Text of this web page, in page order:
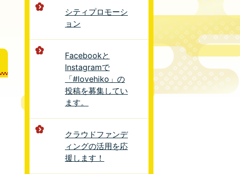
シティプロモーシ
ョン
Facebookと
Instagramで
「#lovehiko」の
投稿を募集してい
ます。
クラウドファンデ
ィングの活用を応
援します！